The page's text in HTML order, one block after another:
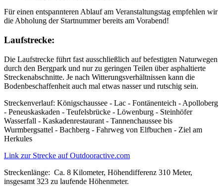
Für einen entspannteren Ablauf am Veranstaltungstag empfehlen wir
die Abholung der Startnummer bereits am Vorabend!
Laufstrecke:
Die Laufstrecke führt fast ausschließlich auf befestigten Naturwegen
durch den Bergpark und nur zu geringen Teilen über asphaltierte
Streckenabschnitte. Je nach Witterungsverhältnissen kann die
Bodenbeschaffenheit auch mal etwas nasser und rutschig sein.
Streckenverlauf: Königschaussee - Lac - Fontänenteich - Apolloberg
- Peneuskaskaden - Teufelsbrücke - Löwenburg - Steinhöfer
Wasserfall - Kaskadenrestaurant - Tannenchaussee bis
Wurmbergsattel - Bachberg - Fahrweg von Elfbuchen - Ziel am
Herkules
Link zur Strecke auf Outdooractive.com
Streckenlänge: Ca. 8 Kilometer, Höhendifferenz 310 Meter,
insgesamt 323 zu laufende Höhenmeter.